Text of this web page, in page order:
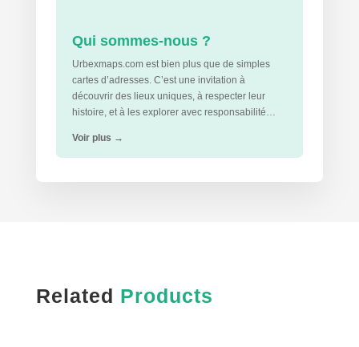
Qui sommes-nous ?
Urbexmaps.com est bien plus que de simples
cartes d’adresses. C’est une invitation à
découvrir des lieux uniques, à respecter leur
histoire, et à les explorer avec responsabilité…
Voir plus →
Related Products